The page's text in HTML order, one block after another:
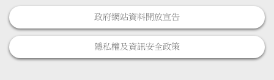
政府網站資料開放宣告
隱私權及資訊安全政策